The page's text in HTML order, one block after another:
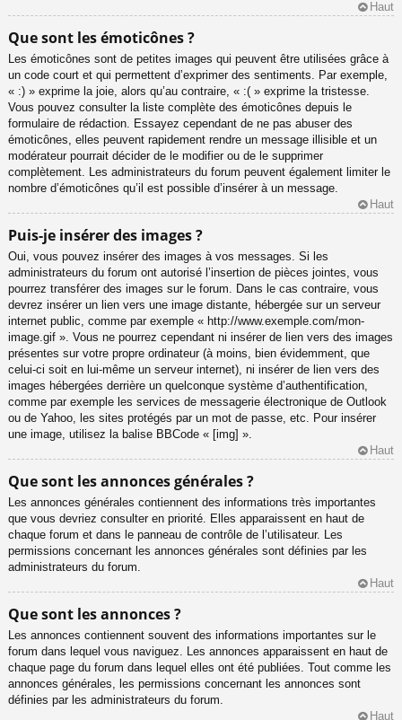
Haut
Que sont les émoticônes ?
Les émoticônes sont de petites images qui peuvent être utilisées grâce à
un code court et qui permettent d’exprimer des sentiments. Par exemple,
« :) » exprime la joie, alors qu’au contraire, « :( » exprime la tristesse.
Vous pouvez consulter la liste complète des émoticônes depuis le
formulaire de rédaction. Essayez cependant de ne pas abuser des
émoticônes, elles peuvent rapidement rendre un message illisible et un
modérateur pourrait décider de le modifier ou de le supprimer
complètement. Les administrateurs du forum peuvent également limiter le
nombre d’émoticônes qu’il est possible d’insérer à un message.
Haut
Puis-je insérer des images ?
Oui, vous pouvez insérer des images à vos messages. Si les
administrateurs du forum ont autorisé l’insertion de pièces jointes, vous
pourrez transférer des images sur le forum. Dans le cas contraire, vous
devrez insérer un lien vers une image distante, hébergée sur un serveur
internet public, comme par exemple « http://www.exemple.com/mon-
image.gif ». Vous ne pourrez cependant ni insérer de lien vers des images
présentes sur votre propre ordinateur (à moins, bien évidemment, que
celui-ci soit en lui-même un serveur internet), ni insérer de lien vers des
images hébergées derrière un quelconque système d’authentification,
comme par exemple les services de messagerie électronique de Outlook
ou de Yahoo, les sites protégés par un mot de passe, etc. Pour insérer
une image, utilisez la balise BBCode « [img] ».
Haut
Que sont les annonces générales ?
Les annonces générales contiennent des informations très importantes
que vous devriez consulter en priorité. Elles apparaissent en haut de
chaque forum et dans le panneau de contrôle de l’utilisateur. Les
permissions concernant les annonces générales sont définies par les
administrateurs du forum.
Haut
Que sont les annonces ?
Les annonces contiennent souvent des informations importantes sur le
forum dans lequel vous naviguez. Les annonces apparaissent en haut de
chaque page du forum dans lequel elles ont été publiées. Tout comme les
annonces générales, les permissions concernant les annonces sont
définies par les administrateurs du forum.
Haut